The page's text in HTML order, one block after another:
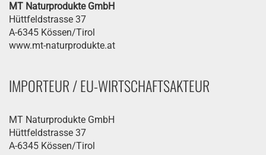
MT Naturprodukte GmbH
Hüttfeldstrasse 37
A-6345 Kössen/Tirol
www.mt-naturprodukte.at
IMPORTEUR / EU-WIRTSCHAFTSAKTEUR
MT Naturprodukte GmbH
Hüttfeldstrasse 37
A-6345 Kössen/Tirol